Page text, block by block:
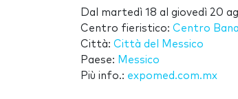
Dal martedì 18 al giovedì 20
Centro fieristico: Centro
Città: Città del Messico
Paese: Messico
Più info.: expomed.com.mx